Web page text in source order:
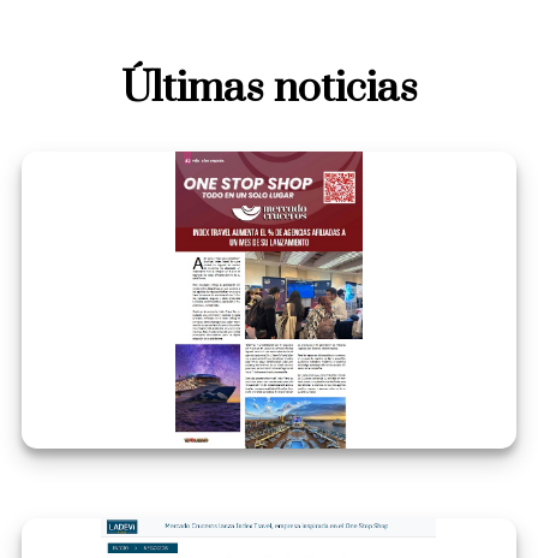
Últimas noticias